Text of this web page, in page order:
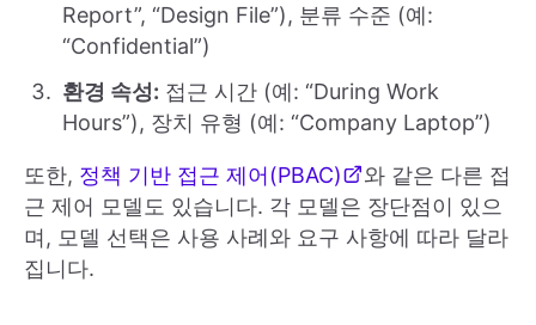
Report”, “Design File”), 분류 수준 (예:
“Confidential”)
환경 속성: 접근 시간 (예: “During Work
Hours”), 장치 유형 (예: “Company Laptop”)
또한, 정책 기반 접근 제어(PBAC)
와 같은 다른 접
근 제어 모델도 있습니다. 각 모델은 장단점이 있으
며, 모델 선택은 사용 사례와 요구 사항에 따라 달라
집니다.